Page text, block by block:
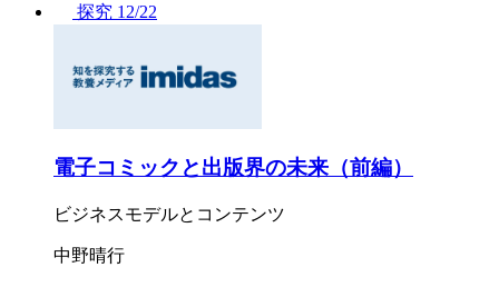
探究 12/22
電子コミックと出版界の未来（前編）
ビジネスモデルとコンテンツ
中野晴行